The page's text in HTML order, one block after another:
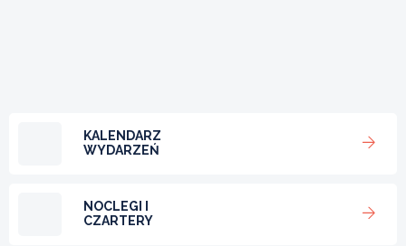
KALENDARZ
WYDARZEŃ
NOCLEGI I
CZARTERY